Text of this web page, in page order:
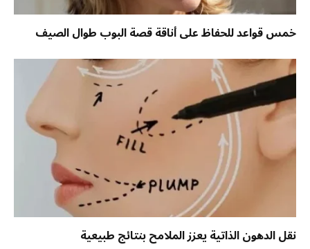
خمس قواعد للحفاظ على أناقة قصة البوب طوال الصيف
نقل الدهون الذاتية يعزز الملامح بنتائج طبيعية